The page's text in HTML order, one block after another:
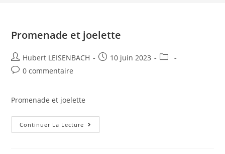
Promenade et joelette
Hubert LEISENBACH
10 juin 2023
0 commentaire
Promenade et joelette
Continuer La Lecture